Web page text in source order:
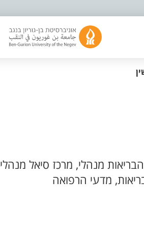
מנהלי, מרכז סיאל מנהלי
מדעי הרפואה